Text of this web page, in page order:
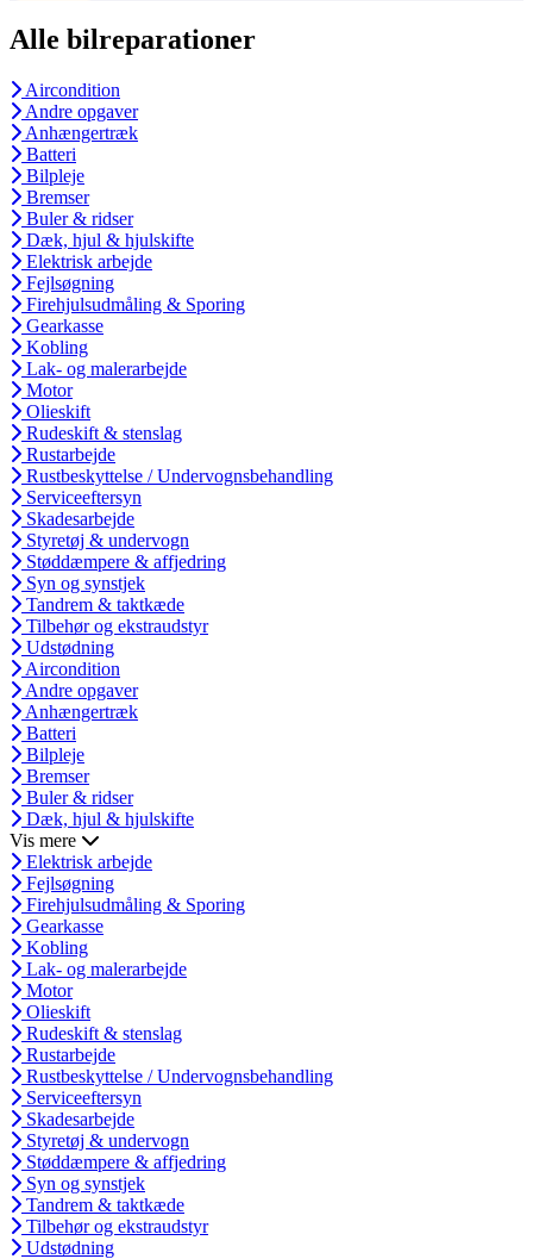
Alle bilreparationer
Aircondition
Andre opgaver
Anhængertræk
Batteri
Bilpleje
Bremser
Buler & ridser
Dæk, hjul & hjulskifte
Elektrisk arbejde
Fejlsøgning
Firehjulsudmåling & Sporing
Gearkasse
Kobling
Lak- og malerarbejde
Motor
Olieskift
Rudeskift & stenslag
Rustarbejde
Rustbeskyttelse / Undervognsbehandling
Serviceeftersyn
Skadesarbejde
Styretøj & undervogn
Støddæmpere & affjedring
Syn og synstjek
Tandrem & taktkæde
Tilbehør og ekstraudstyr
Udstødning
Aircondition
Andre opgaver
Anhængertræk
Batteri
Bilpleje
Bremser
Buler & ridser
Dæk, hjul & hjulskifte
Vis mere
Elektrisk arbejde
Fejlsøgning
Firehjulsudmåling & Sporing
Gearkasse
Kobling
Lak- og malerarbejde
Motor
Olieskift
Rudeskift & stenslag
Rustarbejde
Rustbeskyttelse / Undervognsbehandling
Serviceeftersyn
Skadesarbejde
Styretøj & undervogn
Støddæmpere & affjedring
Syn og synstjek
Tandrem & taktkæde
Tilbehør og ekstraudstyr
Udstødning